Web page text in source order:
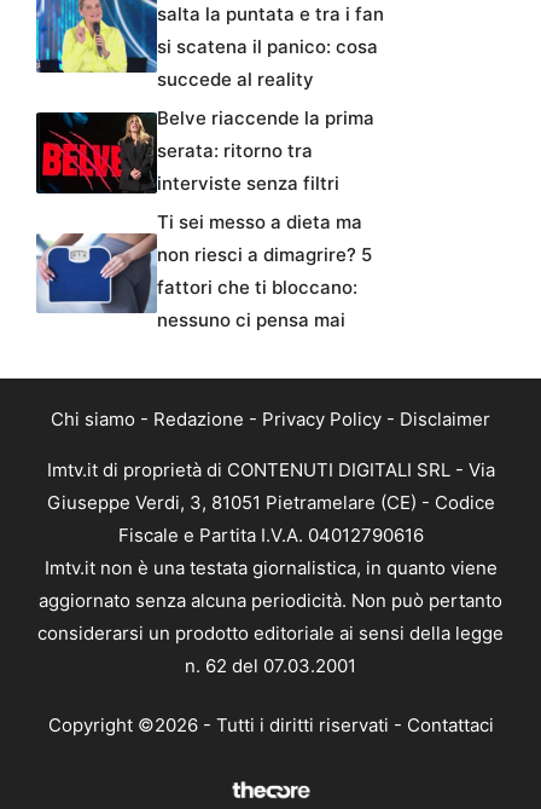
salta la puntata e tra i fan
si scatena il panico: cosa
succede al reality
Belve riaccende la prima
serata: ritorno tra
interviste senza filtri
Ti sei messo a dieta ma
non riesci a dimagrire? 5
fattori che ti bloccano:
nessuno ci pensa mai
Chi siamo - Redazione - Privacy Policy - Disclaimer
Imtv.it di proprietà di CONTENUTI DIGITALI SRL - Via
Giuseppe Verdi, 3, 81051 Pietramelare (CE) - Codice
Fiscale e Partita I.V.A. 04012790616
Imtv.it non è una testata giornalistica, in quanto viene
aggiornato senza alcuna periodicità. Non può pertanto
considerarsi un prodotto editoriale ai sensi della legge
n. 62 del 07.03.2001
Copyright ©2026 - Tutti i diritti riservati - Contattaci